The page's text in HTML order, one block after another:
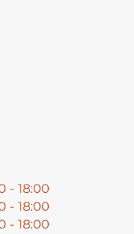
- 18:00
- 18:00
- 18:00